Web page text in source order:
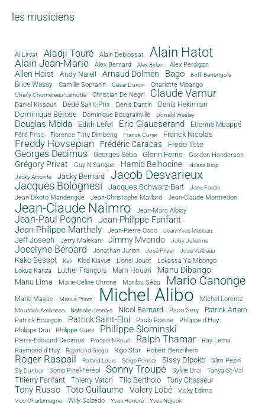
les musiciens
Al Lirvat Aladji Touré Alain Debiossat Alain Hatot
Alain Jean-Marie Alex Bernard Alex Bylon Alex Perdigon
Allen Hoist Andy Narell Arnaud Dolmen Bago Boffi Banengola
Brice Wassy Camille Sopran'n César Durcin Charlotte Mbango
Charly Chomereau-Lamotte Christian De Negri Claude Vamur
Daniel Kissoun Dédé Saint-Prix Denis Dantin Denis Hekimian
Dominique Bérose Dominique Bougrainville Donald Wesley
Douglas Mbida Edith Lefel Eric Giausserand Etienne Mbappé
Féfé Priso Florence Titty Dimbeng Franck Curier Franck Nicolas
Freddy Hovsepian Frédéric Caracas Fredo Tete
Georges Decimus Georges Séba Glenn Ferris Gordon Henderson
Grégory Privat Guy N'Sangue Hamid Belhocine
Idrissa Diop
Jacky Arconte
Jacky Bernard Jacob Desvarieux
Jacques Bolognesi Jacques Schwarz-Bart Jane Fostin
Jean Dikoto Mandengue Jean-Christophe Maillard Jean-Claude Montredon
Jean-Claude Naimro Jean-Marc Albicy
Jean-Paul Pognon
Jean-Philippe Fanfant
Jean-Philippe Marthely
Jean-Pierre Coco Jean-Yves Messan
Jeff Joseph Jerry Malekani Jimmy Mvondo Joby Julienne
Jocelyne Béroard Jonathan Jurion José Privat Jose Vulbeau
Kako Bessot Kali Klod Kiavué Lionel Jouot
Lokassa Ya Mbongo
Lokua Kanza
Luther François Mam Houari Manu Dibango
Manu Lima Marie-Céline Chroné Marilou Séba Mario Canonge
Mario Masse Marius Priam Michel Alibo Michel Lorentz
Moustick Ambassa Nathalie Jeanlys Nicol Bernard Paco Sery
Patrick Artero
Patrick Bourgoin
Patrick Saint-Eloi Paulo Rosine
Philippe d'Huy
Philippe Drai
Philippe Guez Philippe Slominski
Pierre-Edouard Decimus Prosper N'kouri Ralph Thamar
Ray Lema
Raymond d'Huy
Raymond Grego Rigo Star Robert Benzrihem
Roger Raspail Roland Louis Serge Ponsar Sissy Dipoko Slim Pezin
Sly Dunbar Sonia Pinel-Féréol Sonny Troupé Sylvie Drai Tanya St-Val
Thierry Fanfant Thierry Vaton Tilo Bertholo Tony Chasseur
Tony Russo Toto Guillaume Valery Lobé Vicky Edimo
Vico Charlemagne Willy Salzédo Yves Honoré Yves Ndjock